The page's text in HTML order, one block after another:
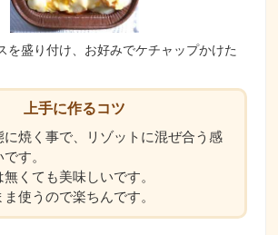
を盛り付け、お好みでケチャップかけた
上手に作るコツ
に焼く事で、リゾットに混ぜ合う感
す。
くても美味しいです。
使うので楽ちんです。